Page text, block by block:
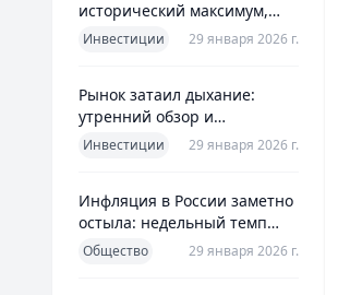
исторический максимум,
превысив планку в $5600 за
Инвестиции 29 января 2026 г.
Рынок затаил дыхание:
утренний обзор и
ориентиры для инвесторов
Инвестиции 29 января 2026 г.
Инфляция в России заметно
остыла: недельный темп
упал более чем вдвое
Общество 29 января 2026 г.